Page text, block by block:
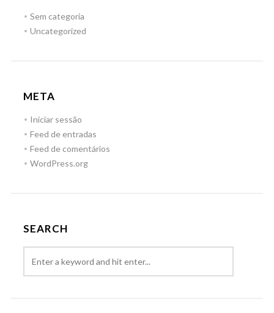
Sem categoria
Uncategorized
META
Iniciar sessão
Feed de entradas
Feed de comentários
WordPress.org
SEARCH